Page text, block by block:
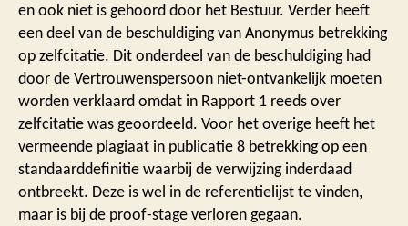
en ook niet is gehoord door het Bestuur. Verder heeft
een deel van de beschuldiging van Anonymus betrekking
op zelfcitatie. Dit onderdeel van de beschuldiging had
door de Vertrouwenspersoon niet-ontvankelijk moeten
worden verklaard omdat in Rapport 1 reeds over
zelfcitatie was geoordeeld. Voor het overige heeft het
vermeende plagiaat in publicatie 8 betrekking op een
standaarddefinitie waarbij de verwijzing inderdaad
ontbreekt. Deze is wel in de referentielijst te vinden,
maar is bij de proof-stage verloren gegaan.